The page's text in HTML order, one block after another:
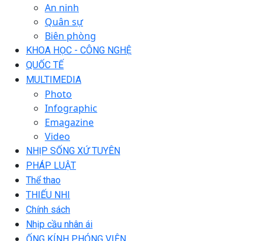
An ninh
Quân sự
Biên phòng
KHOA HỌC - CÔNG NGHỆ
QUỐC TẾ
MULTIMEDIA
Photo
Infographic
Emagazine
Video
NHỊP SỐNG XỨ TUYÊN
PHÁP LUẬT
Thể thao
THIẾU NHI
Chính sách
Nhịp cầu nhân ái